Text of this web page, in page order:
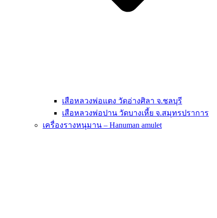
เสือหลวงพ่อแตง วัดอ่างศิลา จ.ชลบุรี
เสือหลวงพ่อปาน วัดบางเหี้ย จ.สมุทรปราการ
เครื่องรางหนุมาน – Hanuman amulet